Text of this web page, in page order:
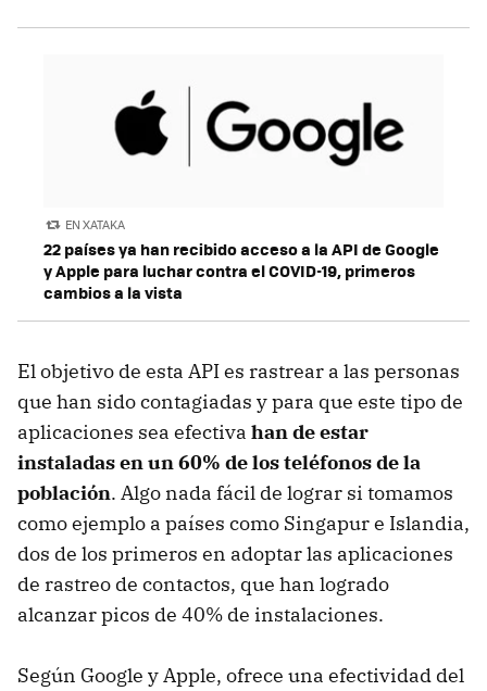
EN XATAKA
22 países ya han recibido acceso a la API de Google
y Apple para luchar contra el COVID-19, primeros
cambios a la vista
El objetivo de esta API es rastrear a las personas
que han sido contagiadas y para que este tipo de
aplicaciones sea efectiva han de estar
instaladas en un 60% de los teléfonos de la
población. Algo nada fácil de lograr si tomamos
como ejemplo a países como Singapur e Islandia,
dos de los primeros en adoptar las aplicaciones
de rastreo de contactos, que han logrado
alcanzar picos de 40% de instalaciones.
Según Google y Apple, ofrece una efectividad del